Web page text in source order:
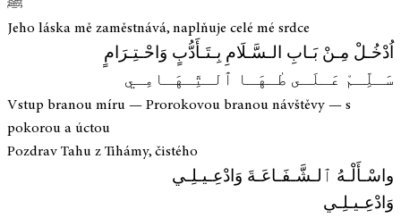
Jeho láska mě zaměstnává, naplňuje celé mé srdce
اُدْخُـلْ مِـنْ بَـابِ الـسَّـلَامِ بِـتَـأَدُّبٍ وَاحْـتِـرَامٍ
سَـلِّـمْ عَـلَـى طٰـهَـا ٱلـتِّـهَـامِـي
Vstup branou míru — Prorokovou branou návštěvy — s
pokorou a úctou
Pozdrav Tahu z Tihámy, čistého
واسْـأَلْـهُ ٱلـشَّـفَـاعَـةَ وَادْعِـيـلِـي
وَادْعِـيـلِـي